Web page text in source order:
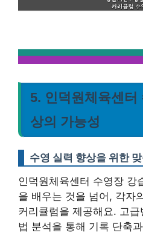
5. 인덕원체육센터
상의 가능성
수영 실력 향상을 위한
인덕원체육센터 수영장 강
을 배우는 것을 넘어, 각자
커리큘럼을 제공해요. 고
법 분석을 통해 기록 단축